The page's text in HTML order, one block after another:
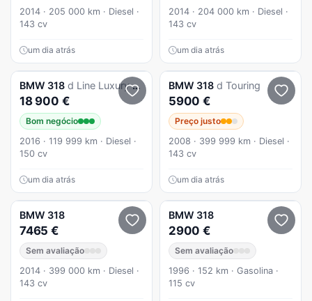
2014 · 205 000 km · Diesel ·
143 cv
um dia atrás
2014 · 204 000 km · Diesel ·
143 cv
um dia atrás
BMW 318 d Line Luxury Auto
18 900 €
Bom negócio
2016 · 119 999 km · Diesel ·
150 cv
um dia atrás
BMW 318 d Touring
5900 €
Preço justo
2008 · 399 999 km · Diesel ·
143 cv
um dia atrás
BMW 318
7465 €
Sem avaliação
2014 · 399 000 km · Diesel ·
143 cv
BMW 318
2900 €
Sem avaliação
1996 · 152 km · Gasolina ·
115 cv